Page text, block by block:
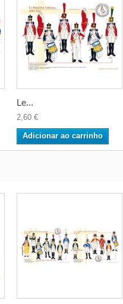
Le...
2,60 €
Adicionar ao carrinho